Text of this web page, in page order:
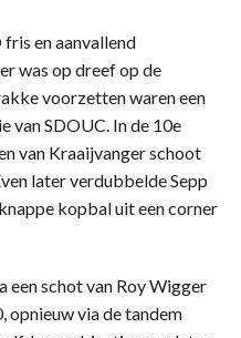
en aanvallend
was op dreef op de
voorzetten waren een
van SDOUC. In de 10e
van Kraaijvanger schoot
later verdubbelde Sepp
kopbal uit een corner
een schot van Roy Wigger
opnieuw via de tandem